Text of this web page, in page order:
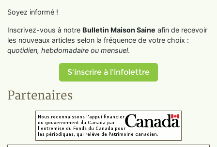
Soyez informé !
Inscrivez-vous à notre Bulletin Maison Saine afin de recevoir
les nouveaux articles selon la fréquence de votre choix :
quotidien, hebdomadaire ou mensuel.
S'inscrire à l'infolettre
Partenaires